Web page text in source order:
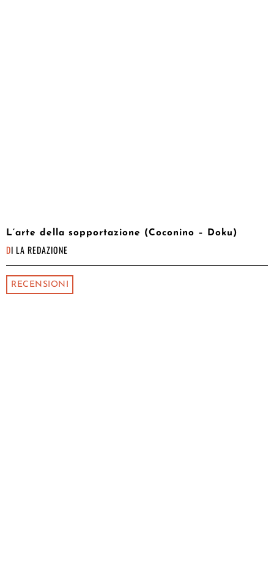
L’arte della sopportazione (Coconino – Doku)
DI LA REDAZIONE
RECENSIONI